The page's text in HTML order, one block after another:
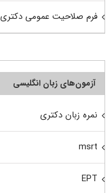
فرم صلاحیت عمومی دکتری
آزمون‌های زبان انگلیسی
نمره زبان دکتری
msrt
EPT